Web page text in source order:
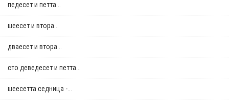
педесет и петта...
шеесет и втора...
дваесет и втора...
сто деведесет и петта...
шеесетта седница -...